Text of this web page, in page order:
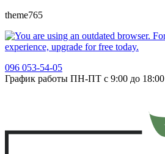
theme765
096 053-54-05
График работы ПН-ПТ с 9:00 до 18:00